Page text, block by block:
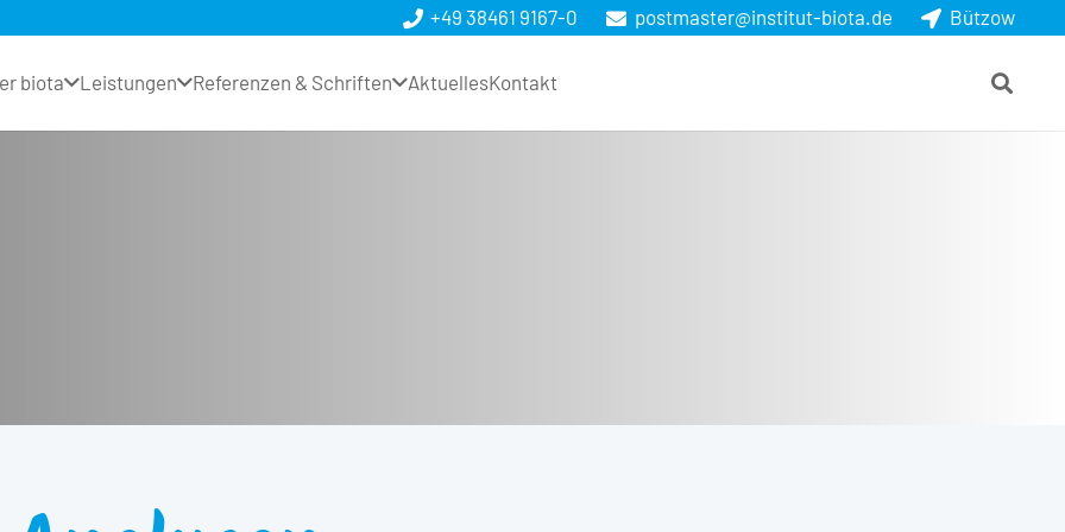
+49 38461 9167-0 postmaster@institut-biota.de Bützow
biota Leistungen Referenzen & Schriften AktuellesKontakt